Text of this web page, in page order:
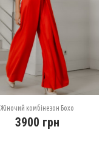
Жіночий комбінезон Бохо
3900 грн